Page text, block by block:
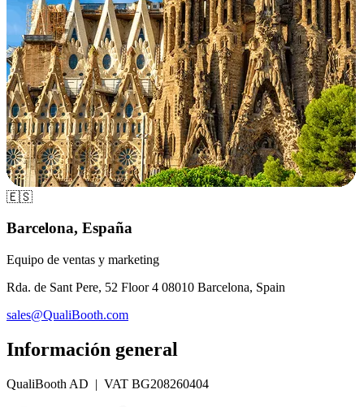
🇪🇸
Barcelona, España
Equipo de ventas y marketing
Rda. de Sant Pere, 52 Floor 4 08010 Barcelona, Spain
sales@QualiBooth.com
Información general
QualiBooth AD | VAT BG208260404